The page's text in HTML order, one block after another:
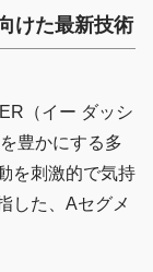
けた最新技術
（イー ダッシ
豊かにする多
を刺激的で気持
した、Aセグメ